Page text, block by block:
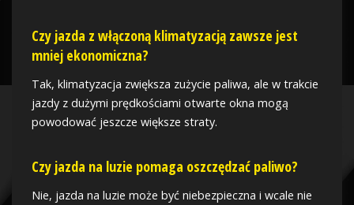
Czy jazda z włączoną klimatyzacją zawsze jest
mniej ekonomiczna?
Tak, klimatyzacja zwiększa zużycie paliwa, ale w trakcie
jazdy z dużymi prędkościami otwarte okna mogą
powodować jeszcze większe straty.
Czy jazda na luzie pomaga oszczędzać paliwo?
Nie, jazda na luzie może być niebezpieczna i wcale nie